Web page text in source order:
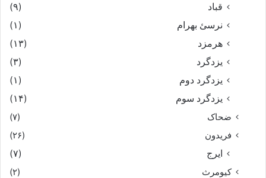
قباد
(۹)
نرسئ بهرام‏
(۱)
هرمزد
(۱۳)
یزدگرد
(۳)
یزدگرد دوم
(۱)
یزدگرد سوم
(۱۴)
ضحاک
(۷)
فریدون
(۲۶)
ایرج
(۷)
کیومرث
(۲)